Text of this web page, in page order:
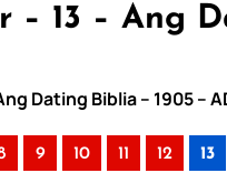
– 13 – Ang
Dating Biblia – 1905 –
9 10 11 12 13